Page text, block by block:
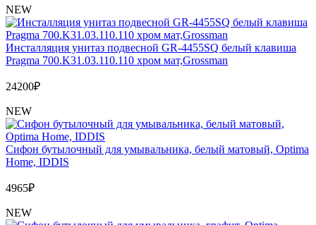
NEW
Инсталляция унитаз подвесной GR-4455SQ белый клавиша
Pragma 700.K31.03.110.110 хром мат,Grossman
24200₽
NEW
Сифон бутылочный для умывальника, белый матовый, Optima
Home, IDDIS
4965₽
NEW